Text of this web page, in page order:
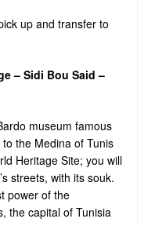
up and transfer to
– Sidi Bou Said –
museum famous
the Medina of Tunis
Heritage Site; you will
streets, with its souk.
power of the
the capital of Tunisia